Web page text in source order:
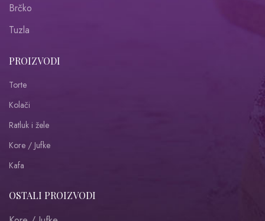
Brčko
Tuzla
PROIZVODI
Torte
Kolači
Ratluk i žele
Kore / Jufke
Kafa
OSTALI PROIZVODI